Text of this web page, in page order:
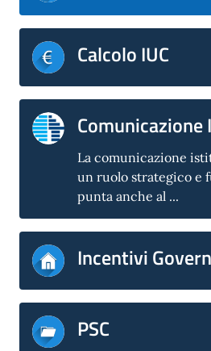
Calcolo IUC
La comunicazione
un ruolo strategico e
punta anche al ...
Incentivi
PSC